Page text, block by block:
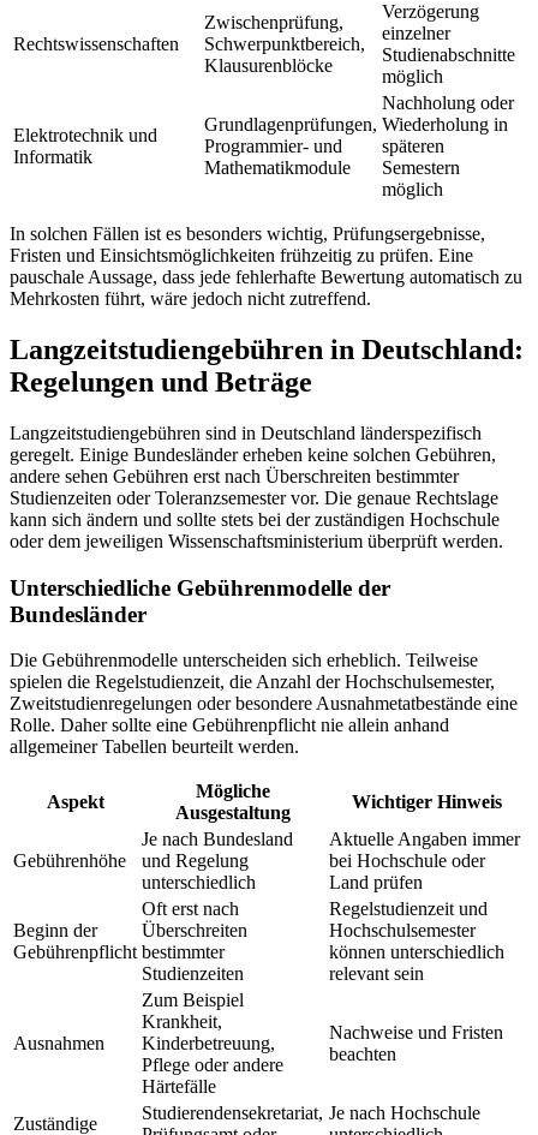
Rechtswissenschaften
Zwischenprüfung,
Schwerpunktbereich,
Klausurenblöcke
Verzögerung
einzelner
Studienabschnitte
möglich
Elektrotechnik und
Informatik
Grundlagenprüfungen,
Programmier- und
Mathematikmodule
Nachholung oder
Wiederholung in
späteren
Semestern
möglich
In solchen Fällen ist es besonders wichtig, Prüfungsergebnisse,
Fristen und Einsichtsmöglichkeiten frühzeitig zu prüfen. Eine
pauschale Aussage, dass jede fehlerhafte Bewertung automatisch zu
Mehrkosten führt, wäre jedoch nicht zutreffend.
Langzeitstudiengebühren in Deutschland:
Regelungen und Beträge
Langzeitstudiengebühren sind in Deutschland länderspezifisch
geregelt. Einige Bundesländer erheben keine solchen Gebühren,
andere sehen Gebühren erst nach Überschreiten bestimmter
Studienzeiten oder Toleranzsemester vor. Die genaue Rechtslage
kann sich ändern und sollte stets bei der zuständigen Hochschule
oder dem jeweiligen Wissenschaftsministerium überprüft werden.
Unterschiedliche Gebührenmodelle der
Bundesländer
Die Gebührenmodelle unterscheiden sich erheblich. Teilweise
spielen die Regelstudienzeit, die Anzahl der Hochschulsemester,
Zweitstudienregelungen oder besondere Ausnahmetatbestände eine
Rolle. Daher sollte eine Gebührenpflicht nie allein anhand
allgemeiner Tabellen beurteilt werden.
Aspekt
Mögliche
Ausgestaltung
Wichtiger Hinweis
Gebührenhöhe
Je nach Bundesland
und Regelung
unterschiedlich
Aktuelle Angaben immer
bei Hochschule oder
Land prüfen
Beginn der
Gebührenpflicht
Oft erst nach
Überschreiten
bestimmter
Studienzeiten
Regelstudienzeit und
Hochschulsemester
können unterschiedlich
relevant sein
Ausnahmen
Zum Beispiel
Krankheit,
Kinderbetreuung,
Pflege oder andere
Härtefälle
Nachweise und Fristen
beachten
Zuständige
Studierendensekretariat, Je nach Hochschule